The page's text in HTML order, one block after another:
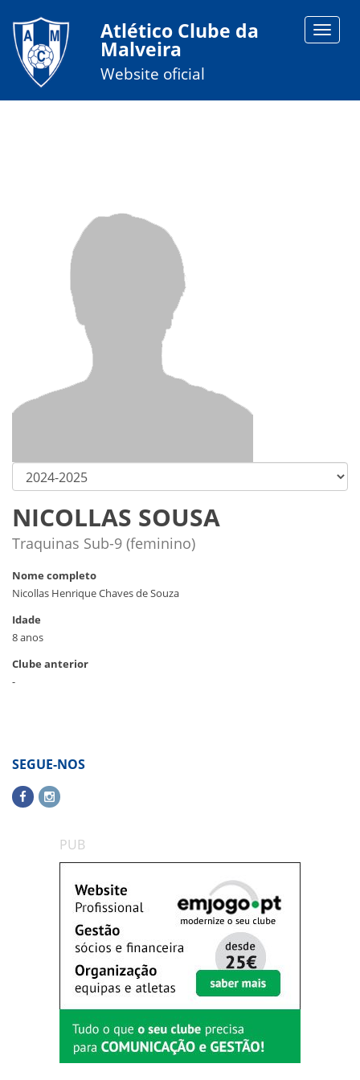
Toggle
Atlético Clube da
Malveira
Website oficial
NICOLLAS SOUSA
Traquinas Sub-9 (feminino)
Nome completo
Nicollas Henrique Chaves de Souza
Idade
8 anos
Clube anterior
-
SEGUE-NOS
PUB